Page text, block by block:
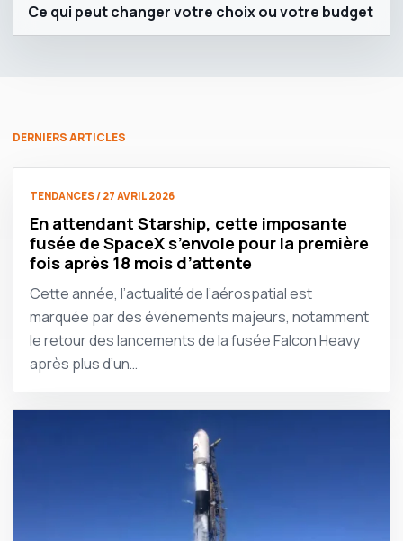
Ce qui peut changer votre choix ou votre budget
DERNIERS ARTICLES
TENDANCES / 27 AVRIL 2026
En attendant Starship, cette imposante
fusée de SpaceX s’envole pour la première
fois après 18 mois d’attente
Cette année, l’actualité de l’aérospatial est
marquée par des événements majeurs, notamment
le retour des lancements de la fusée Falcon Heavy
après plus d’un…